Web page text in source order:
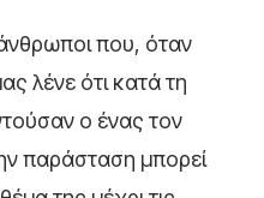
άνθρωποι που, όταν
λένε ότι κατά τη
ο ένας τον
παράσταση μπορεί